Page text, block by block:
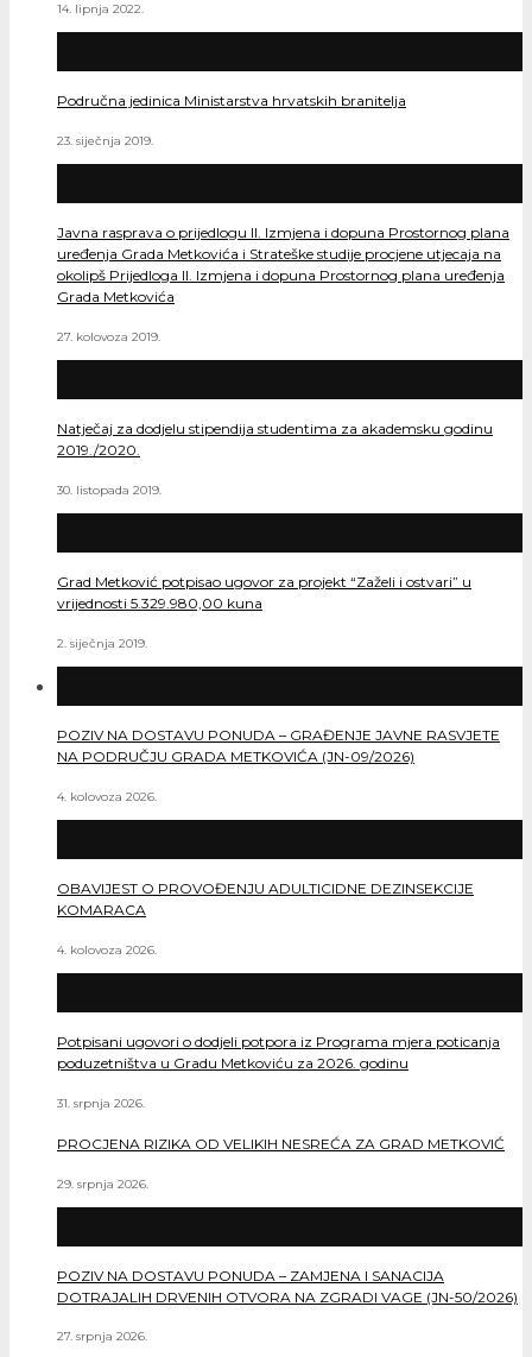
14. lipnja 2022.
Područna jedinica Ministarstva hrvatskih branitelja
23. siječnja 2019.
Javna rasprava o prijedlogu II. Izmjena i dopuna Prostornog plana
uređenja Grada Metkovića i Strateške studije procjene utjecaja na
okolipš Prijedloga II. Izmjena i dopuna Prostornog plana uređenja
Grada Metkovića
27. kolovoza 2019.
Natječaj za dodjelu stipendija studentima za akademsku godinu
2019./2020.
30. listopada 2019.
Grad Metković potpisao ugovor za projekt “Zaželi i ostvari” u
vrijednosti 5.329.980,00 kuna
2. siječnja 2019.
POZIV NA DOSTAVU PONUDA – GRAĐENJE JAVNE RASVJETE
NA PODRUČJU GRADA METKOVIĆA (JN-09/2026)
4. kolovoza 2026.
OBAVIJEST O PROVOĐENJU ADULTICIDNE DEZINSEKCIJE
KOMARACA
4. kolovoza 2026.
Potpisani ugovori o dodjeli potpora iz Programa mjera poticanja
poduzetništva u Gradu Metkoviću za 2026. godinu
31. srpnja 2026.
PROCJENA RIZIKA OD VELIKIH NESREĆA ZA GRAD METKOVIĆ
29. srpnja 2026.
POZIV NA DOSTAVU PONUDA – ZAMJENA I SANACIJA
DOTRAJALIH DRVENIH OTVORA NA ZGRADI VAGE (JN-50/2026)
27. srpnja 2026.